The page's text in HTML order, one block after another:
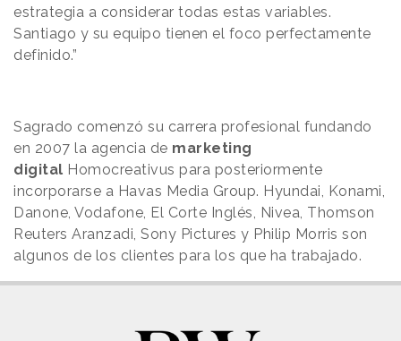
estrategia a considerar todas estas variables.
Santiago y su equipo tienen el foco perfectamente
definido.”
Sagrado comenzó su carrera profesional fundando
en 2007 la agencia de marketing
digital Homocreativus para posteriormente
incorporarse a Havas Media Group. Hyundai, Konami,
Danone, Vodafone, El Corte Inglés, Nivea, Thomson
Reuters Aranzadi, Sony Pictures y Philip Morris son
algunos de los clientes para los que ha trabajado.